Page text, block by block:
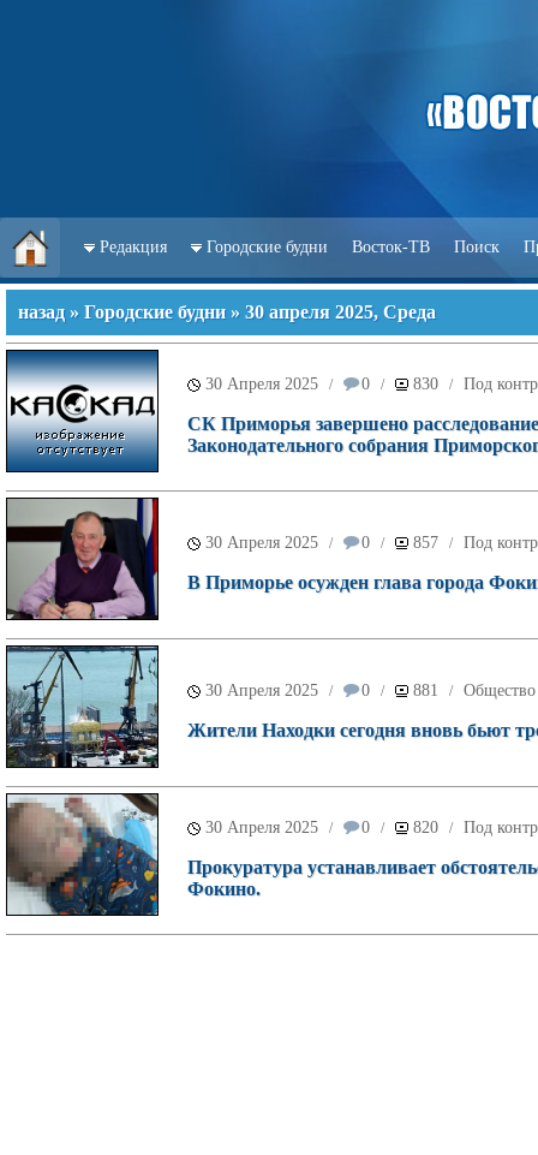
Редакция Городские будни Восток-ТВ Поиск
назад » Городские будни » 30 апреля 2025, Среда
30 Апреля 2025 / 0 / 830 / Под
СК Приморья завершено
Законодательного собрания
30 Апреля 2025 / 0 / 857 / Под
В Приморье осужден глава города
30 Апреля 2025 / 0 / 881 / Общество
Жители Находки сегодня вновь бьют
30 Апреля 2025 / 0 / 820 / Под
Прокуратура устанавливает
Фокино.